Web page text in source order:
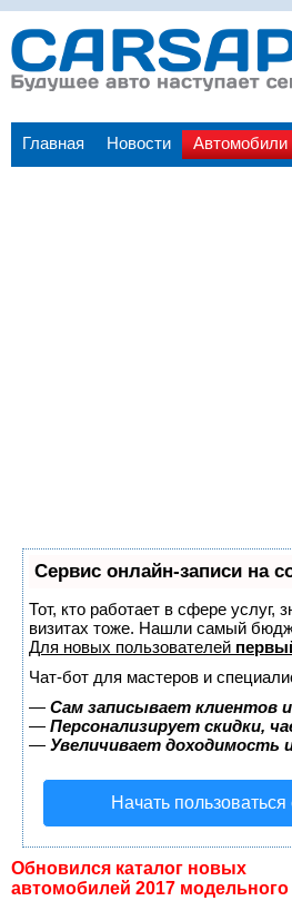
Главная Новости Автомобили
Сервис онлайн-записи на
Тот, кто работает в сфере услуг,
визитах тоже. Нашли самый
Для новых пользователей
Чат-бот для мастеров и
— Сам записывает клиентов
— Персонализирует скидки,
— Увеличивает доходимость
Начать
Обновился каталог новых
автомобилей 2017 модельного